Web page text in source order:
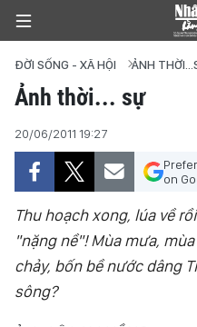
CHÍNH TRỊ
TIÊU ĐIỂM
ĐỜI SỐNG - XÃ HỘI
KHOA HỌC - GIÁO DỤC
ĐỜI SỐNG - XÃ HỘI ẢNH
Ảnh thời... sự
20/06/2011 19:27
on
Thu hoạch xong, lúa về
"nặng nề"! Mùa mưa,
chảy, bốn bề nước dâng
sông?